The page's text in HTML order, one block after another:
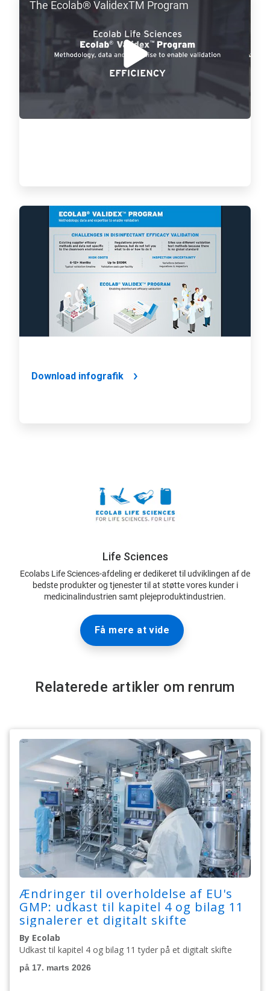
The Ecolab® ValidexTM Program
ArticleTile
Download infografik
Life Sciences
Ecolabs Life Sciences-afdeling er dedikeret til udviklingen af de
bedste produkter og tjenester til at støtte vores kunder i
medicinalindustrien samt plejeproduktindustrien.
Få mere at vide
Relaterede artikler om renrum
Ændringer til overholdelse af EU's
GMP: udkast til kapitel 4 og bilag 11
signalerer et digitalt skifte
By Ecolab
Udkast til kapitel 4 og bilag 11 tyder på et digitalt skifte
på 17. marts 2026